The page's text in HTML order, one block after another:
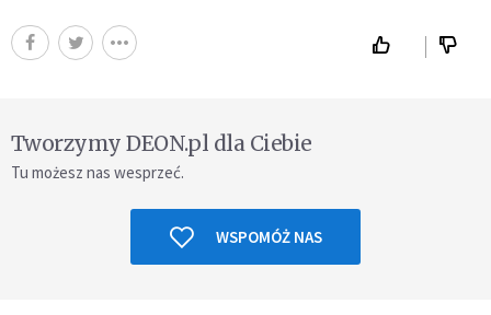
Tworzymy DEON.pl dla Ciebie
Tu możesz nas wesprzeć.
WSPOMÓŻ NAS